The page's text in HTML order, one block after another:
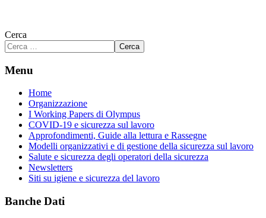
Cerca
Cerca
Menu
Home
Organizzazione
I Working Papers di Olympus
COVID-19 e sicurezza sul lavoro
Approfondimenti, Guide alla lettura e Rassegne
Modelli organizzativi e di gestione della sicurezza sul lavoro
Salute e sicurezza degli operatori della sicurezza
Newsletters
Siti su igiene e sicurezza del lavoro
Banche Dati